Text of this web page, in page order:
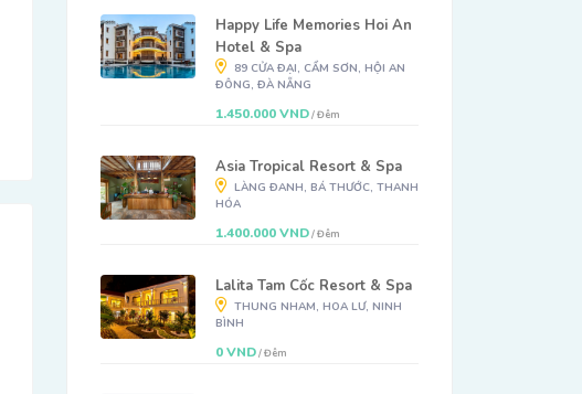
Happy Life Memories Hoi An
Hotel & Spa
89 CỬA ĐẠI, CẨM SƠN, HỘI AN
ĐÔNG, ĐÀ NẴNG
1.450.000 VND/ Đêm
Asia Tropical Resort & Spa
LÀNG ĐANH, BÁ THƯỚC, THANH
HÓA
1.400.000 VND/ Đêm
Lalita Tam Cốc Resort & Spa
THUNG NHAM, HOA LƯ, NINH
BÌNH
0 VND/ Đêm